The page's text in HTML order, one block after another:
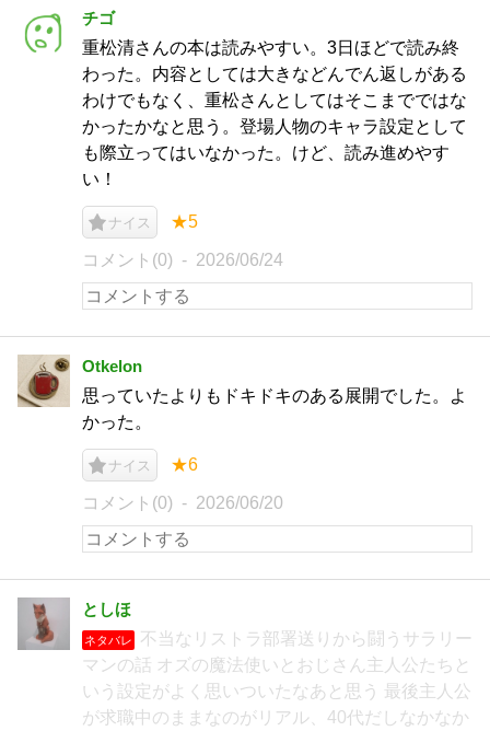
チゴ
重松清さんの本は読みやすい。3日ほどで読み終
わった。内容としては大きなどんでん返しがある
わけでもなく、重松さんとしてはそこまでではな
かったかなと思う。登場人物のキャラ設定として
も際立ってはいなかった。けど、読み進めやす
い！
ナイス ★5
コメント(0) 2026/06/24
Otkelon
思っていたよりもドキドキのある展開でした。よ
かった。
ナイス ★6
コメント(0) 2026/06/20
としほ
ネタバレ
不当なリストラ部署送りから闘うサラリー
マンの話 オズの魔法使いとおじさん主人公たちと
いう設定がよく思いついたなあと思う 最後主人公
が求職中のままなのがリアル、40代だしなかなか